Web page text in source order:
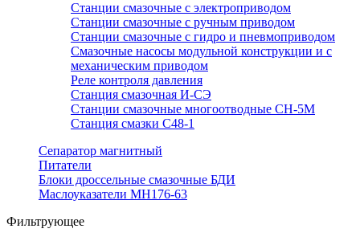
Станции смазочные с электроприводом
Станции смазочные с ручным приводом
Станции смазочные с гидро и пневмоприводом
Смазочные насосы модульной конструкции и с
механическим приводом
Реле контроля давления
Станция смазочная И-СЭ
Станции смазочные многоотводные СН-5М
Станция смазки С48-1
Сепаратор магнитный
Питатели
Блоки дроссельные смазочные БДИ
Маслоуказатели МН176-63
Фильтрующее